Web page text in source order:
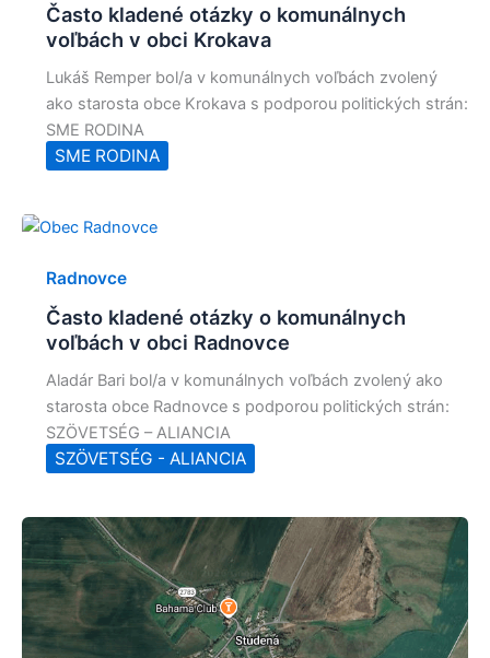
Často kladené otázky o komunálnych
voľbách v obci Krokava
Lukáš Remper bol/a v komunálnych voľbách zvolený
ako starosta obce Krokava s podporou politických strán:
SME RODINA
SME RODINA
Radnovce
Často kladené otázky o komunálnych
voľbách v obci Radnovce
Aladár Bari bol/a v komunálnych voľbách zvolený ako
starosta obce Radnovce s podporou politických strán:
SZÖVETSÉG – ALIANCIA
SZÖVETSÉG - ALIANCIA